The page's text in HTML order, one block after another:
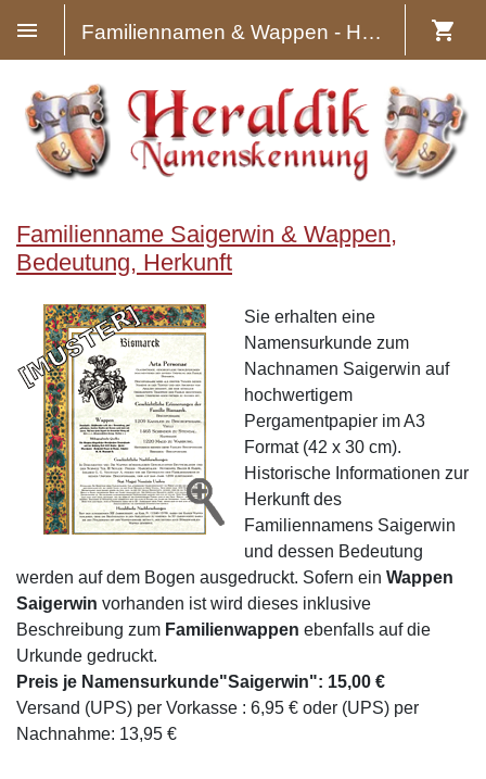
Familiennamen & Wappen - Heraldik
Familienname Saigerwin & Wappen,
Bedeutung, Herkunft
Sie erhalten eine
Namensurkunde zum
Nachnamen Saigerwin auf
hochwertigem
Pergamentpapier im A3
Format (42 x 30 cm).
Historische Informationen zur
Herkunft des
Familiennamens Saigerwin
und dessen Bedeutung
werden auf dem Bogen ausgedruckt. Sofern ein Wappen
Saigerwin vorhanden ist wird dieses inklusive
Beschreibung zum Familienwappen ebenfalls auf die
Urkunde gedruckt.
Preis je Namensurkunde"Saigerwin": 15,00 €
Versand (UPS) per Vorkasse : 6,95 € oder (UPS) per
Nachnahme: 13,95 €